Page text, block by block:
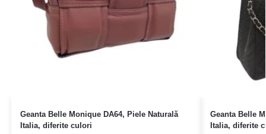
Geanta Belle Monique DA64, Piele Naturală
Italia, diferite culori
Geanta Belle
Italia, diferite